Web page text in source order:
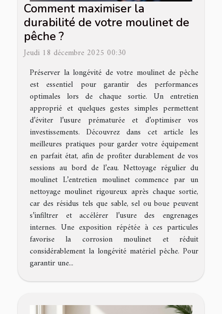
Comment maximiser la
durabilité de votre moulinet de
pêche ?
Jeudi 18 décembre 2025 00:30
Préserver la longévité de votre moulinet de pêche
est essentiel pour garantir des performances
optimales lors de chaque sortie. Un entretien
approprié et quelques gestes simples permettent
d’éviter l’usure prématurée et d’optimiser vos
investissements. Découvrez dans cet article les
meilleures pratiques pour garder votre équipement
en parfait état, afin de profiter durablement de vos
sessions au bord de l’eau. Nettoyage régulier du
moulinet L’entretien moulinet commence par un
nettoyage moulinet rigoureux après chaque sortie,
car des résidus tels que sable, sel ou boue peuvent
s’infiltrer et accélérer l’usure des engrenages
internes. Une exposition répétée à ces particules
favorise la corrosion moulinet et réduit
considérablement la longévité matériel pêche. Pour
garantir une...